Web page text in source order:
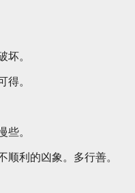
坏。
得。
些。
利的凶象。多行善。